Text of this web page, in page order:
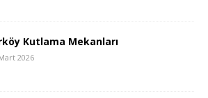
Kutlama Mekanları
2026